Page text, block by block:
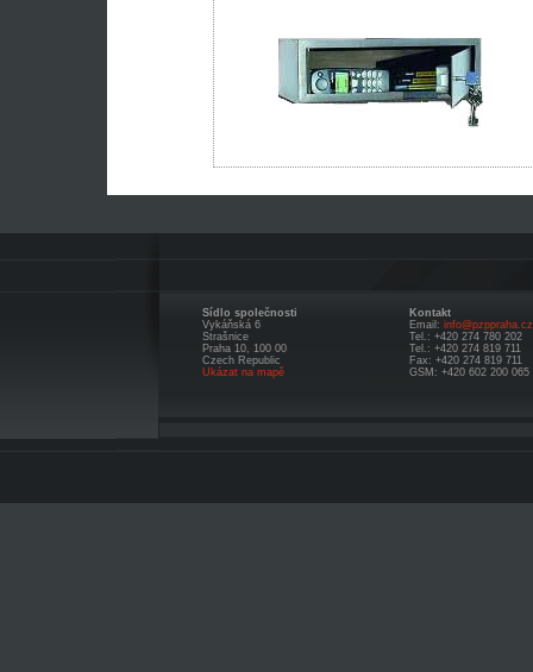
Sídlo společnosti
Vykáňská 6
Strašnice
Praha 10, 100 00
Czech Republic
Ukázat na mapě
Kontakt
Email: info@pzppraha.cz
Tel.: +420 274 780 202
Tel.: +420 274 819 711
Fax: +420 274 819 711
GSM: +420 602 200 065